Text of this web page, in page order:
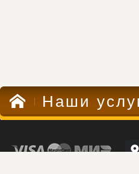
Наши